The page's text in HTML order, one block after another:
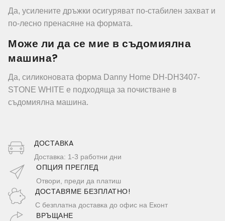
Да, усилените дръжки осигуряват по-стабилен захват и
по-лесно пренасяне на формата.
Може ли да се мие в съдомиялна
машина?
Да, силиконовата форма Danny Home DH-DH3407-
STONE WHITE е подходяща за почистване в
съдомиялна машина.
ДОСТАВКA
Доставка: 1-3 работни дни
ОПЦИЯ ПРЕГЛЕД
Отвори, преди да платиш
ДОСТАВЯМЕ БЕЗПЛАТНО!
С безплатна доставка до офис на Еконт
ВРЪЩАНЕ